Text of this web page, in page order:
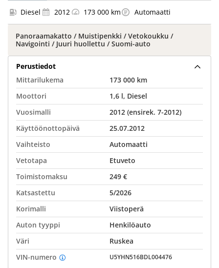
Diesel 2012 173 000 km Automaatti
Panoraamakatto / Muistipenkki / Vetokoukku /
Navigointi / Juuri huollettu / Suomi-auto
Perustiedot
Mittarilukema
173 000 km
Moottori
1,6 l, Diesel
Vuosimalli
2012 (ensirek. 7-2012)
Käyttöönottopäivä
25.07.2012
Vaihteisto
Automaatti
Vetotapa
Etuveto
Toimistomaksu
249 €
Katsastettu
5/2026
Korimalli
Viistoperä
Auton tyyppi
Henkilöauto
Väri
Ruskea
VIN-numero
U5YHN516BDL004476